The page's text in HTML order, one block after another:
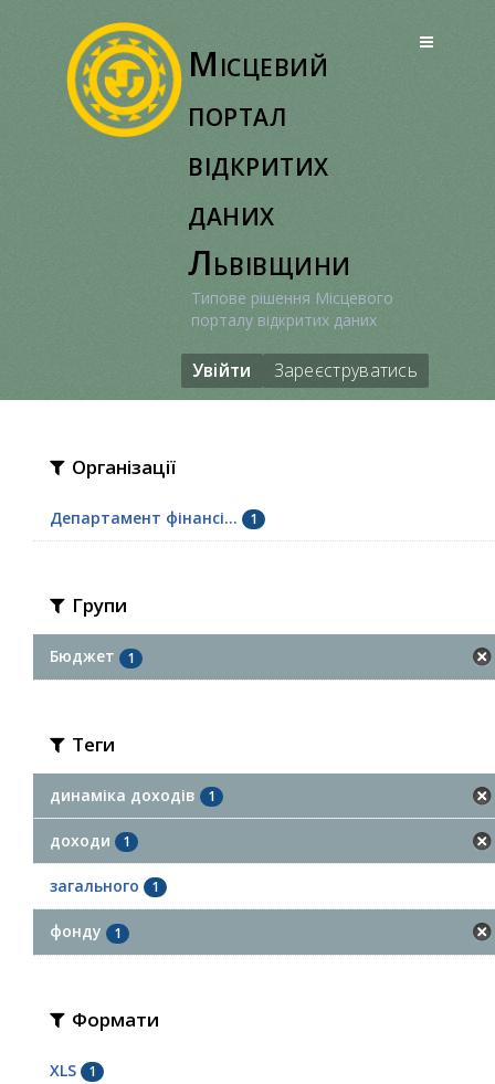
Місцевий
портал
відкритих
даних
Львівщини
Типове рішення Місцевого
порталу відкритих даних
Увійти Зареєструватись
Організації
Департамент фінансі... 1
Групи
Бюджет 1
Теги
динаміка доходів 1
доходи 1
загального 1
фонду 1
Формати
XLS 1